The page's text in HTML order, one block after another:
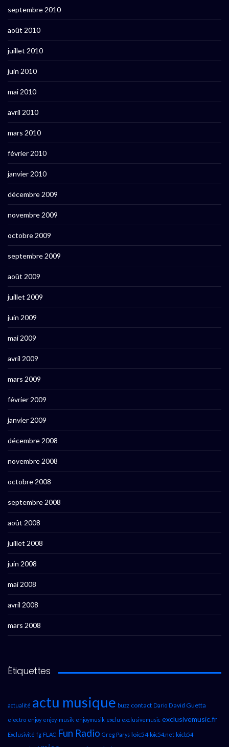
septembre 2010
août 2010
juillet 2010
juin 2010
mai 2010
avril 2010
mars 2010
février 2010
janvier 2010
décembre 2009
novembre 2009
octobre 2009
septembre 2009
août 2009
juillet 2009
juin 2009
mai 2009
avril 2009
mars 2009
février 2009
janvier 2009
décembre 2008
novembre 2008
octobre 2008
septembre 2008
août 2008
juillet 2008
juin 2008
mai 2008
avril 2008
mars 2008
Étiquettes
actualité actu musique buzz contact Dario David Guetta
electro enjoy enjoy-musik enjoymusik exclu exclusivemusic exclusivemusic.fr
Exclusivité fg FLAC Fun Radio Greg Parys loic54 loic54.net loicb54